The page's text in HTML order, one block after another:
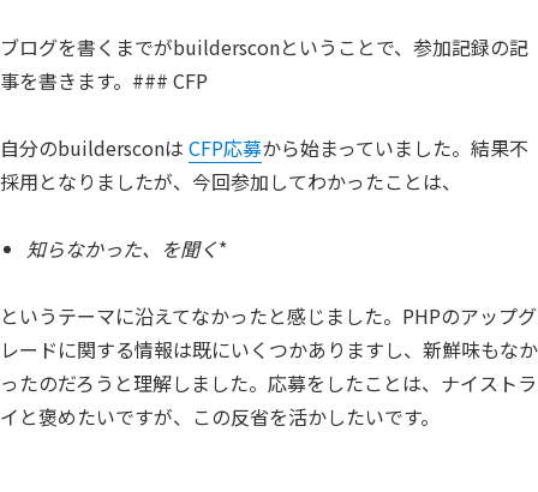
ブログを書くまでがbuildersconということで、参加記録の記
事を書きます。### CFP
自分のbuildersconは CFP応募から始まっていました。結果不
採用となりましたが、今回参加してわかったことは、
知らなかった、を聞く*
というテーマに沿えてなかったと感じました。PHPのアップグ
レードに関する情報は既にいくつかありますし、新鮮味もなか
ったのだろうと理解しました。応募をしたことは、ナイストラ
イと褒めたいですが、この反省を活かしたいです。